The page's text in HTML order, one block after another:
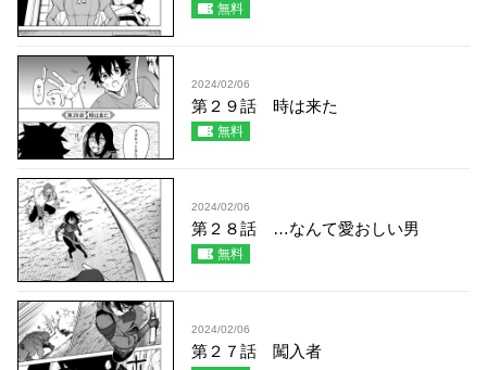
無料
2024/02/06
第２９話 時は来た
無料
2024/02/06
第２８話 …なんて愛おしい男
無料
2024/02/06
第２７話 闖入者